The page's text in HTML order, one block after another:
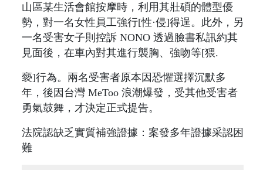
山區某生活會館按摩時，利用其壯碩的體型優
勢，對一名女性員工強行[性·侵]得逞。此外，另
一名受害女子則控訴 NONO 透過臉書私訊約其
見面後，在車內對其進行襲胸、強吻等[猥.
褻]行為。兩名受害者原本因恐懼選擇沉默多
年，後因台灣 MeToo 浪潮爆發，受其他受害者
勇氣鼓舞，才決定正式提告。
法院認缺乏實質補強證據：案發多年證據采認困
難